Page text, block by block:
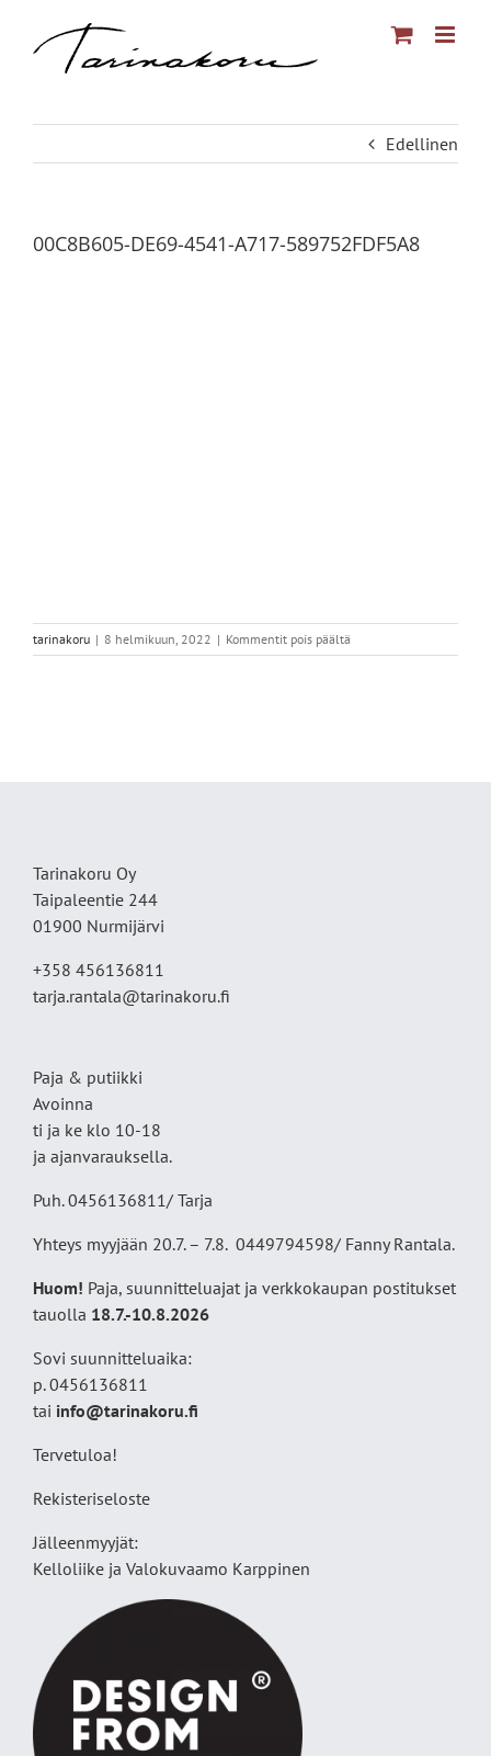
Edellinen
00C8B605-DE69-4541-A717-589752FDF5A8
tarinakoru | 8 helmikuun, 2022 | Kommentit pois päältä
00C8B605-
Tarinakoru Oy
Taipaleentie 244
01900 Nurmijärvi
+358 456136811
tarja.rantala@tarinakoru.fi
Paja & putiikki
Avoinna
ti ja ke klo 10-18
ja ajanvarauksella.
Puh. 0456136811/ Tarja
Yhteys myyjään 20.7. – 7.8. 0449794598/ Fanny Rantala.
Huom! Paja, suunnitteluajat ja verkkokaupan postitukset
tauolla 18.7.-10.8.2026
Sovi suunnitteluaika:
p. 0456136811
tai info@tarinakoru.fi
Tervetuloa!
Rekisteriseloste
Jälleenmyyjät:
Kelloliike ja Valokuvaamo Karppinen